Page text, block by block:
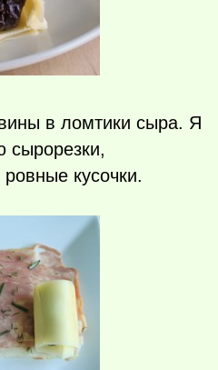
в ломтики сыра. Я
сырорезки,
кусочки.